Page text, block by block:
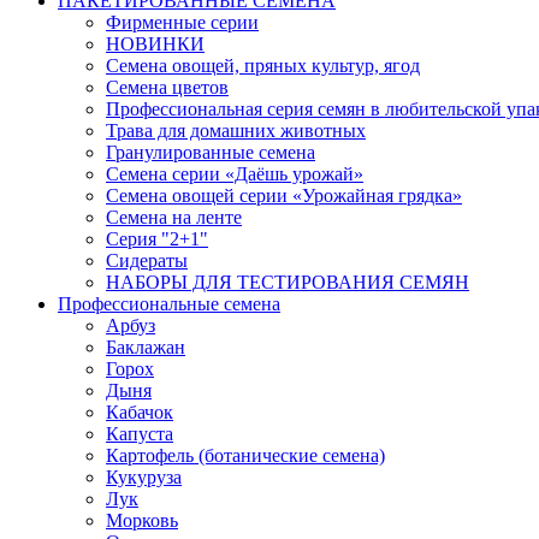
Фирменные серии
НОВИНКИ
Семена овощей, пряных культур, ягод
Семена цветов
Профессиональная серия семян в любительской
Трава для домашних животных
Гранулированные семена
Семена серии «Даёшь урожай»
Семена овощей серии «Урожайная грядка»
Семена на ленте
Серия "2+1"
Сидераты
НАБОРЫ ДЛЯ ТЕСТИРОВАНИЯ СЕМЯН
Профессиональные семена
Арбуз
Баклажан
Горох
Дыня
Кабачок
Капуста
Картофель (ботанические семена)
Кукуруза
Лук
Морковь